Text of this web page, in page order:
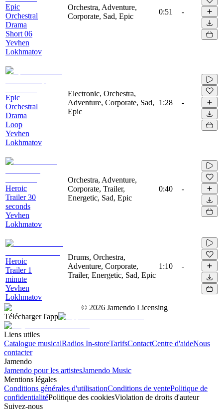
Epic
Orchestral
Drama
Short 06
Yevhen
Lokhmatov
Orchestra, Adventure,
Corporate, Sad, Epic
0:51 -
Epic
Orchestral
Drama
Loop
Yevhen
Lokhmatov
Electronic, Orchestra,
Adventure, Corporate, Sad,
Epic
1:28 -
Heroic
Trailer 30
seconds
Yevhen
Lokhmatov
Orchestra, Adventure,
Corporate, Trailer,
Energetic, Sad, Epic
0:40 -
Heroic
Trailer 1
minute
Yevhen
Lokhmatov
Drums, Orchestra,
Adventure, Corporate,
Trailer, Energetic, Sad, Epic
1:10 -
© 2026 Jamendo Licensing
Télécharger l'app
Liens utiles
Catalogue musicalRadios In-storeTarifsContactCentre d'aideNous
contacter
Jamendo
Jamendo pour les artistesJamendo Music
Mentions légales
Conditions générales d'utilisationConditions de ventePolitique de
confidentialitéPolitique des cookiesViolation de droits d'auteur
Suivez-nous